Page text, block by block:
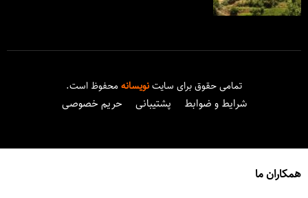
تمامی حقوق برای سایتنویسانهمحفوظ است.
شرایط و ضوابط پشتیبانی حریم خصوصی
همکاران ما